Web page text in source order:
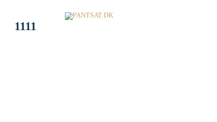
1111